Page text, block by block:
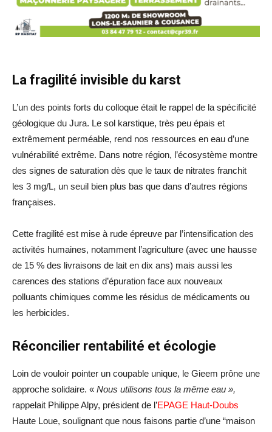
La fragilité invisible du karst
L’un des points forts du colloque était le rappel de la spécificité
géologique du Jura. Le sol karstique, très peu épais et
extrêmement perméable, rend nos ressources en eau d’une
vulnérabilité extrême. Dans notre région, l’écosystème montre
des signes de saturation dès que le taux de nitrates franchit
les 3 mg/L, un seuil bien plus bas que dans d’autres régions
françaises.
Cette fragilité est mise à rude épreuve par l’intensification des
activités humaines, notamment l’agriculture (avec une hausse
de 15 % des livraisons de lait en dix ans) mais aussi les
carences des stations d’épuration face aux nouveaux
polluants chimiques comme les résidus de médicaments ou
les herbicides.
Réconcilier rentabilité et écologie
Loin de vouloir pointer un coupable unique, le Gieem prône une
approche solidaire. « Nous utilisons tous la même eau »,
rappelait Philippe Alpy, président de l’EPAGE Haut-Doubs
Haute Loue, soulignant que nous faisons partie d’une “maison